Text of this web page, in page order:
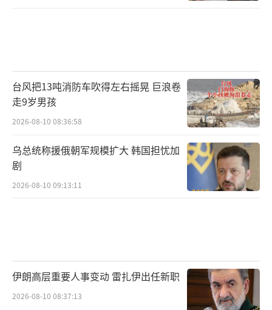
台风把13吨消防车吹得左右摇晃 巨浪卷
走9岁男孩
2026-08-10 08:36:58
乌总统称援俄朝军规模扩大 韩国担忧加
剧
2026-08-10 09:13:11
伊朗高层重要人事变动 雷扎伊出任新职
2026-08-10 08:37:13